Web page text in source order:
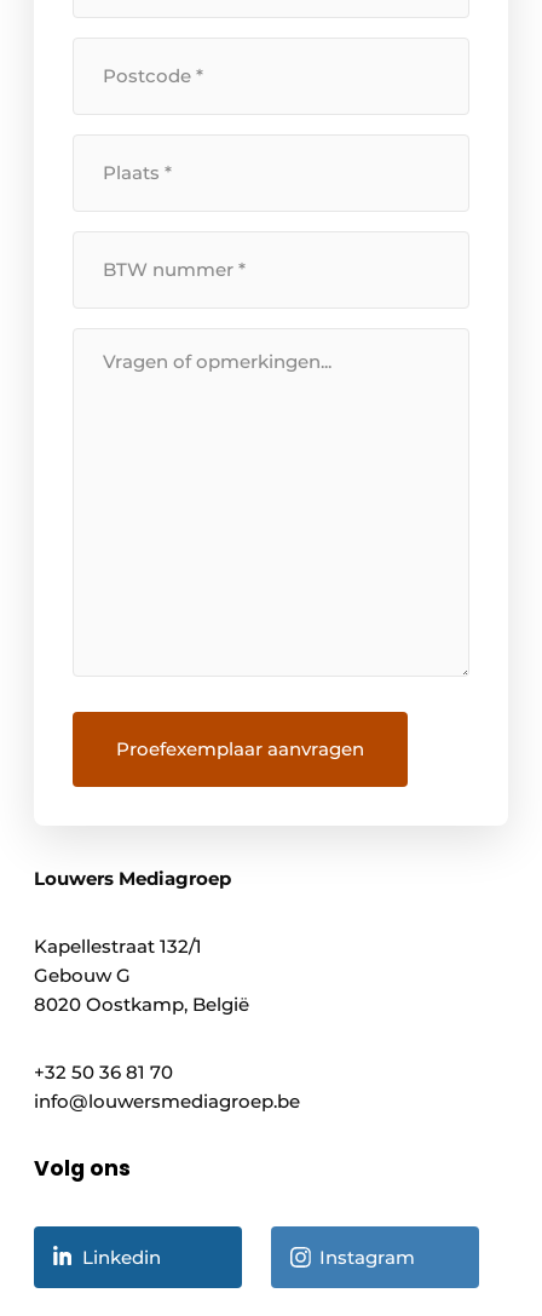
huisnummer
Nummer
*
Louwers Mediagroep
Kapellestraat 132/1
Gebouw G
8020 Oostkamp, België
+32 50 36 81 70
info@louwersmediagroep.be
Volg ons
Linkedin Instagram